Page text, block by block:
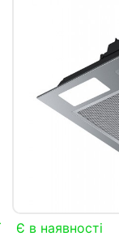
Є в наявності